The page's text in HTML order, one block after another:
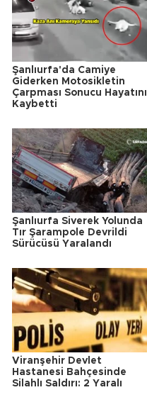
Şanlıurfa'da Camiye
Giderken Motosikletin
Çarpması Sonucu Hayatını
Kaybetti
Şanlıurfa Siverek Yolunda
Tır Şarampole Devrildi
Sürücüsü Yaralandı
Viranşehir Devlet
Hastanesi Bahçesinde
Silahlı Saldırı: 2 Yaralı